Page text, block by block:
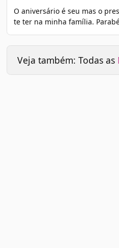
O aniversário é seu mas o
te ter na minha família.
Veja também: Todas as